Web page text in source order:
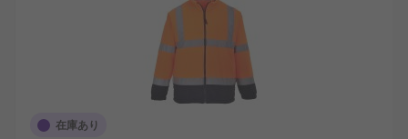
在庫あり